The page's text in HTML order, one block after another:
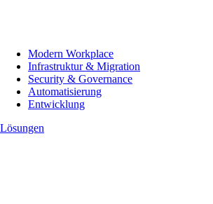
Modern Workplace
Infrastruktur & Migration
Security & Governance
Automatisierung
Entwicklung
Lösungen